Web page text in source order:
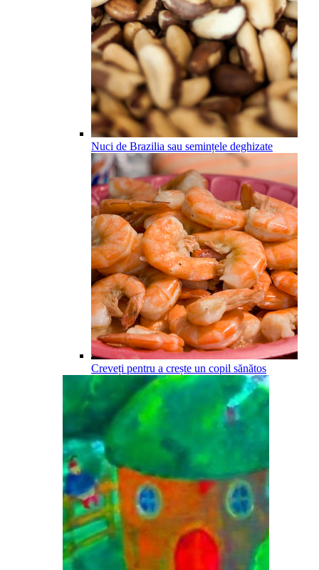
Nuci de Brazilia sau semințele deghizate
Creveți pentru a crește un copil sănătos